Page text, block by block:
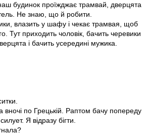
будинок проїжджає трамвай, дверцята
Не знаю, що й робити.
влазить у шафу і чекає трамвая, щоб
Тут приходить чоловік, бачить черевики
і бачить усередині мужика.
по Грецькій. Раптом бачу попереду
Я відразу бігти.